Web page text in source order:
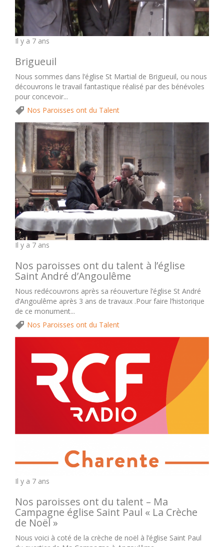
Il y a 7 ans
Brigueuil
Nous sommes dans l’église St Martial de Brigueuil, ou nous
découvrons le travail fantastique réalisé par des bénévoles
pour concevoir...
Nos Paroisses ont du Talent
Il y a 7 ans
Nos paroisses ont du talent à l’église
Saint André d’Angoulême
Nous redécouvrons après sa réouverture l’église St André
d’Angoulême après 3 ans de travaux .Pour faire l’historique
de ce monument...
Nos Paroisses ont du Talent
Il y a 7 ans
Nos paroisses ont du talent – Ma
Campagne église Saint Paul « La Crèche
de Noël »
Nous voici à coté de la crèche de noël à l’église Saint Paul